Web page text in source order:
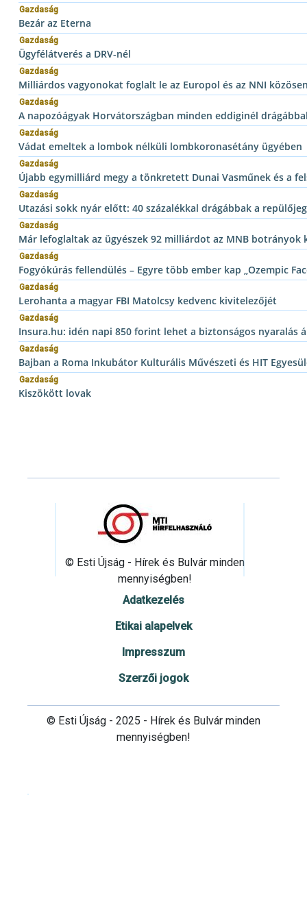
Gazdaság
Bezár az Eterna
Gazdaság
Ügyfélátverés a DRV-nél
Gazdaság
Milliárdos vagyonokat foglalt le az Europol és az NNI
Gazdaság
A napozóágyak Horvátországban minden eddiginél
Gazdaság
Vádat emeltek a lombok nélküli lombkoronasétány ügyében
Gazdaság
Újabb egymilliárd megy a tönkretett Dunai Vasműnek és a
Gazdaság
Utazási sokk nyár előtt: 40 százalékkal drágábbak a
Gazdaság
Már lefoglaltak az ügyészek 92 milliárdot az MNB botrányok
Gazdaság
Fogyókúrás fellendülés – Egyre több ember kap „Ozempic
Gazdaság
Lerohanta a magyar FBI Matolcsy kedvenc kivitelezőjét
Gazdaság
Insura.hu: idén napi 850 forint lehet a biztonságos nyaralás
Gazdaság
Bajban a Roma Inkubátor Kulturális Művészeti és HIT
Gazdaság
Kiszökött lovak
© Esti Újság - Hírek és Bulvár minden
mennyiségben!
Adatkezelés
Etikai alapelvek
Impresszum
Szerzői jogok
© Esti Újság - 2025 - Hírek és Bulvár minden
mennyiségben!